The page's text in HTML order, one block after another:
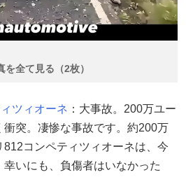
を全て見る（2枚）
ツィオーネ ：大事故。200万ユー
衝突。凄惨な事故です。約200万
コンペティツィオーネは、今
いにも、負傷者はいなかった